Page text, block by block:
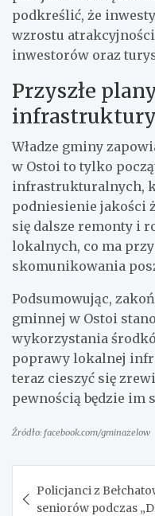
podkreślić, że
wzrostu
inwestorów oraz
Przyszłe
infrastruktury
Władze gminy
w Ostoi to tylko
infrastrukturalnych,
podniesienie jakości
się dalsze remonty i
lokalnych, co ma
skomunikowania
Podsumowując,
gminnej w Ostoi
wykorzystania
poprawy lokalnej
teraz cieszyć się
pewnością będzie im
Źródło: facebook.com/gminazelow
wpisu
Policjanci z
seniorów podczas